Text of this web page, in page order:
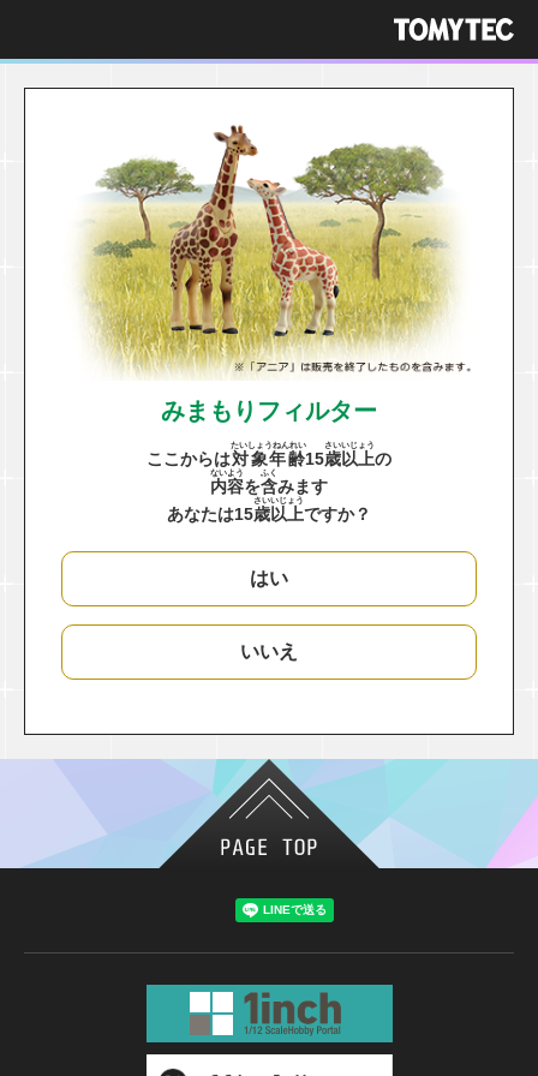
みまもりフィルター
ここからは対象年齢
たいしょうねんれい
15歳
さい
以上
いじょう
の
内容
ないよう
を含
ふく
みます
あなたは15歳
さい
以上
いじょう
ですか？
はい
いいえ